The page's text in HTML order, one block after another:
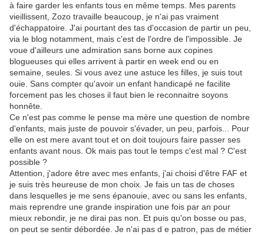
à faire garder les enfants tous en même temps. Mes parents
vieillissent, Zozo travaille beaucoup, je n'ai pas vraiment
d'échappatoire. J'ai pourtant des tas d'occasion de partir un peu,
via le blog notamment, mais c'est de l'ordre de l'impossible. Je
voue d'ailleurs une admiration sans borne aux copines
blogueuses qui elles arrivent à partir en week end ou en
semaine, seules. Si vous avez une astuce les filles, je suis tout
ouie. Sans compter qu'avoir un enfant handicapé ne facilite
forcement pas les choses il faut bien le reconnaitre soyons
honnête.
Ce n'est pas comme le pense ma mère une question de nombre
d'enfants, mais juste de pouvoir s'évader, un peu, parfois... Pour
elle on est mere avant tout et on doit toujours faire passer ses
enfants avant nous. Ok mais pas tout le temps c'est mal ? C'est
possible ?
Attention, j'adore être avec mes enfants, j'ai choisi d'être FAF et
je suis très heureuse de mon choix. Je fais un tas de choses
dans lesquelles je me sens épanouie, avec ou sans les enfants,
mais reprendre une grande inspiration une fois par an pour
mieux rebondir, je ne dirai pas non. Et puis qu'on bosse ou pas,
on peut se sentir débordée. Je n'ai pas d e patron, pas de métier